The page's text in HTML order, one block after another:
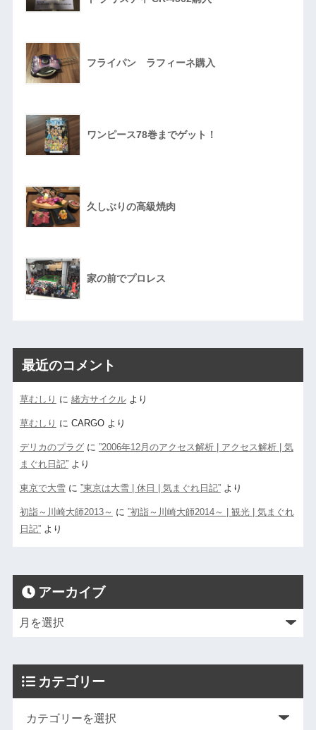
フライパン ラフィーネ購入
ワンピース78巻までゲット！
久しぶりの高級焼肉
家の前でプロレス
最近のコメント
草むしり に 緒方サイクルより
草むしり に CARGOより
デリカのプラグに ”2006年12月のアクセス解析 | アクセス解析 | 気
まぐれ日記”より
東京で大雪に ”東京は大雪 | 休日 | 気まぐれ日記”より
初詣～川崎大師2013～ に ”初詣～川崎大師2014～ | 観光 | 気まぐれ
日記”より
アーカイブ
カテゴリー